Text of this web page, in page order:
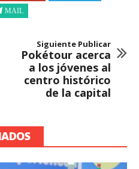
MAIL
Siguiente Publicar
Pokétour acerca
a los jóvenes al
centro histórico
de la capital